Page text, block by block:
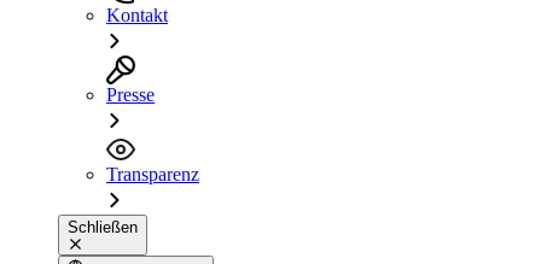
Kontakt
Presse
Transparenz
Schließen